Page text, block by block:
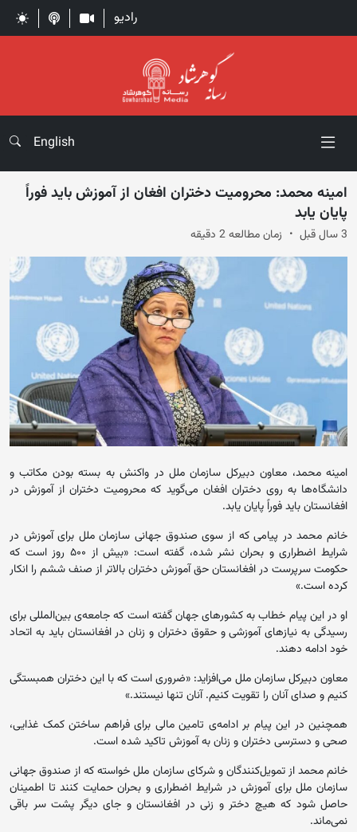
رادیو
English
امینه محمد: محرومیت دختران افغان از آموزش باید فوراً
پایان یابد
3 سال قبل زمان مطالعه 2 دقیقه
امینه محمد، معاون دبیرکل سازمان ملل در واکنش به بسته بودن مکاتب و
دانشگاه‌ها به روی دختران افغان می‌گوید که محرومیت دختران از آموزش در
افغانستان باید فوراً پایان یابد.
خانم محمد در پیامی که از سوی صندوق جهانی سازمان ملل برای آموزش در
شرایط اضطراری و بحران نشر شده، گفته است: «بیش از ۵۰۰ روز است که
حکومت سرپرست در افغانستان حق آموزش دختران بالاتر از صنف ششم را انکار
کرده‌ است.»
او در این پیام خطاب به کشورهای جهان گفته است که جامعه‌ی بین‌المللی برای
رسیدگی به نیازهای آموزشی و حقوق دختران و زنان در افغانستان باید به اتحاد
خود ادامه دهند.
معاون دبیرکل سازمان ملل می‌افزاید: «ضروری است که با این دختران همبستگی
کنیم و صدای آنان را تقویت کنیم. آنان تنها نیستند.»
همچنین در این پیام بر ادامه‌ی تامین مالی برای فراهم ساختن کمک‌ غذایی،
صحی و دسترسی دختران و زنان به آموزش تاکید شده است.
خانم محمد از تمویل‌کنندگان و شرکای سازمان ملل خواسته که از صندوق جهانی
سازمان ملل برای آموزش در شرایط اضطراری و بحران حمایت کنند تا اطمینان
حاصل شود که هیچ دختر و زنی در افغانستان و جای دیگر پشت سر باقی
نمی‌ماند.